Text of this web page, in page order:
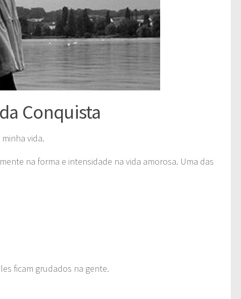
Conquista
vida.
na forma e intensidade na vida amorosa. Uma das
ficam grudados na gente.